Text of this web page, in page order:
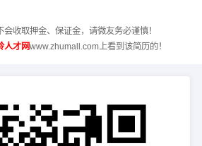
收取押金、保证金，请微友务必谨慎！
人才网www.zhumall.com上看到该简历的！